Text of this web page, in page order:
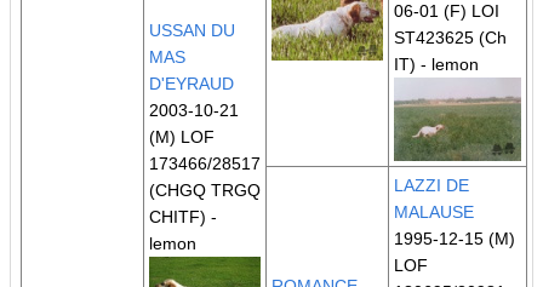
USSAN DU
MAS
D'EYRAUD
2003-10-21
(M) LOF
173466/28517
(CHGQ TRGQ
CHITF) -
lemon
06-01 (F) LOI
ST423625 (Ch
IT) - lemon
LAZZI DE
MALAUSE
1995-12-15 (M)
LOF